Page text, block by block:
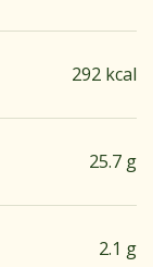
292 kcal
25.7 g
2.1 g